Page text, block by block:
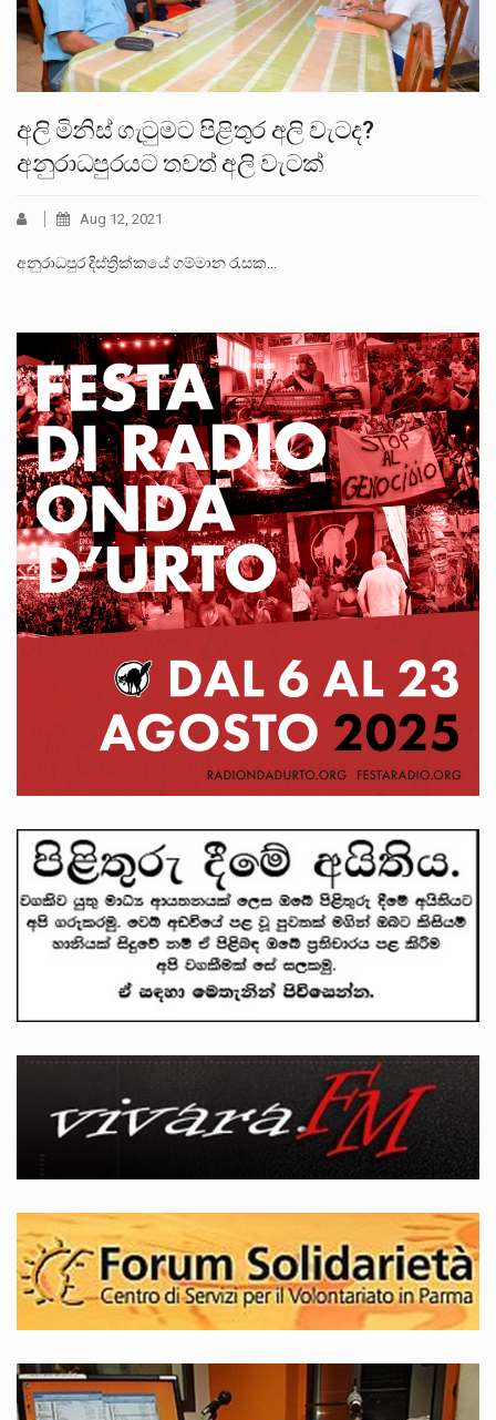
අලි මිනිස් ගැටුමට පිළිතුර අලි වැටද?
අනුරාධපුරයට තවත් අලි වැටක්
Aug 12, 2021
අනුරාධපුර දිස්ත්‍රික්කයේ ගම්මාන රැසක…